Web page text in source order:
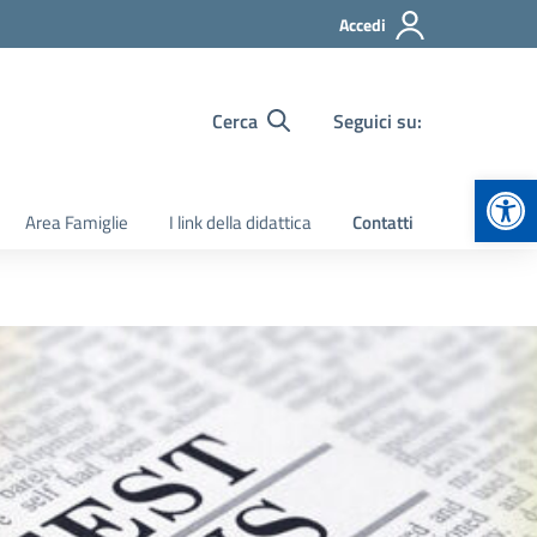
Accedi
Cerca Seguici su:
Area Famiglie I link della didattica Contatti